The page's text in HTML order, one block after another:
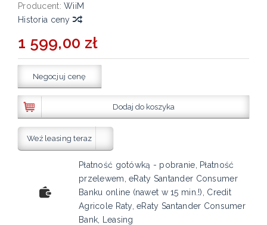
Producent: WiiM
Historia ceny
1 599,00 zł
Negocjuj cenę
Dodaj do koszyka
Weź leasing teraz
Płatność gotówką - pobranie, Płatność
przelewem, eRaty Santander Consumer
Banku online (nawet w 15 min.!), Credit
Agricole Raty, eRaty Santander Consumer
Bank, Leasing